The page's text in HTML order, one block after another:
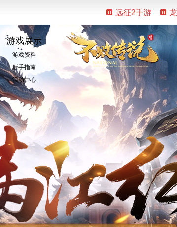
远征2手游
游戏展示
游戏资料
新手指南
活动中心